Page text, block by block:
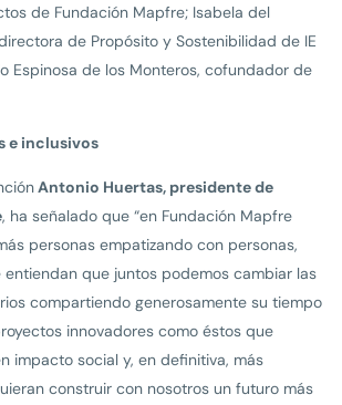
de Fundación Mapfre; Isabela del
de Propósito y Sostenibilidad de IE
Espinosa de los Monteros, cofundador de
e inclusivos
Antonio Huertas, presidente de
, ha señalado que “en Fundación Mapfre
personas empatizando con personas,
entiendan que juntos podemos cambiar las
compartiendo generosamente su tiempo
innovadores como éstos que
impacto social y, en definitiva, más
construir con nosotros un futuro más